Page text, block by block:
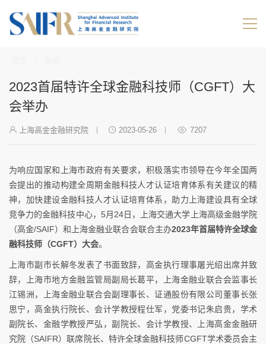
2023首届特许全球金融科技师（CGFT）大
会举办
上海高金金融研究院 2023-05-26 7207
为响应国家和上海市政府有关要求，积极落实市领导在今年全国两
会提出的推动构建全周期金融科技人才认证培育体系有关建议的精
神，加快建设金融科技人才认证培育体系，助力上海建设具有全球
竞争力的金融科技中心，5月24日，上海交通大学上海高级金融学院
（高金/SAIF）和上海金融业联合会联合主办2023年首届特许全球金
融科技师（CGFT）大会。
上海市副市长解冬发表了书面致辞，高金执行理事屠光绍出席并致
辞，上海市地方金融监管局副局长葛平，上海金融业联合会监事长
江锡洲，上海金融业联合会副理事长、证通股份有限公司董事长张
思宁，高金执行院长、会计学教授程仕军，党委书记朱启贵，学术
副院长、金融学教授严弘，副院长、会计学教授、上海高金金融研
究院（SAIFR）联席院长、特许全球金融科技师CGFT学术委员会主